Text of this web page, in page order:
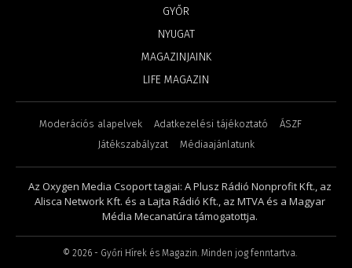
GYŐR
NYUGAT
MAGAZINJAINK
LIFE MAGAZIN
Moderációs alapelvek Adatkezelési tájékoztató
ÁSZF
Játékszabályzat
Médiaajánlatunk
Az Oxygen Media Csoport tagjai: A Plusz Rádió Nonprofit Kft., az
Alisca Network Kft. és a Lajta Rádió Kft., az MTVA és a Magyar
Média Mecanatúra támogatottja.
© 2026 - Győri Hírek és Magazin. Minden jog fenntartva.